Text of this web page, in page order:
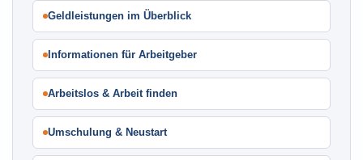
Geldleistungen im Überblick
Informationen für Arbeitgeber
Arbeitslos & Arbeit finden
Umschulung & Neustart